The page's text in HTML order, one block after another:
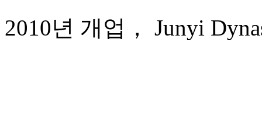
2010년 개업， Junyi